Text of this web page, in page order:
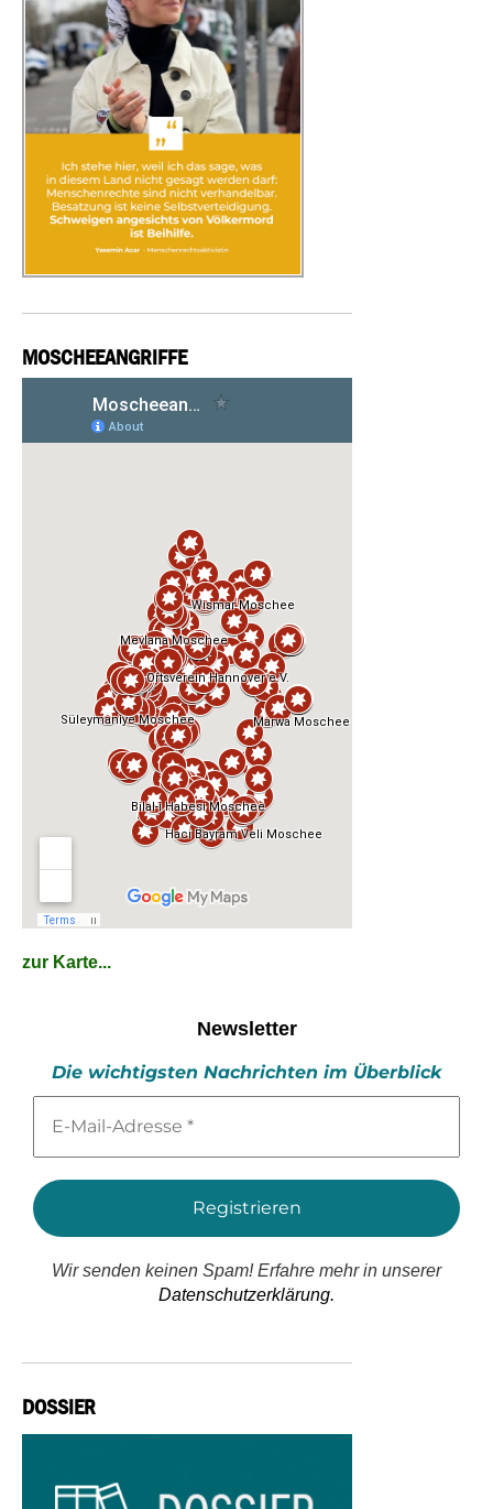
MOSCHEEANGRIFFE
zur Karte...
Newsletter
Die wichtigsten Nachrichten im Überblick
Mail-
*
Wir senden keinen Spam! Erfahre mehr in unserer
Datenschutzerklärung.
DOSSIER